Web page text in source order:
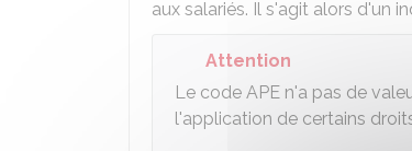
aux salariés. Il s'agit alors d'un
Attention
Le code APE n'a pas de
l'application de certains